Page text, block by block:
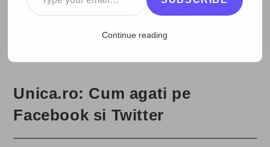
2010 > January > 15 > Cele mai bune articole > Unica.ro: Cum
Unica.ro: Cum agati pe
Facebook si Twitter
Continue reading